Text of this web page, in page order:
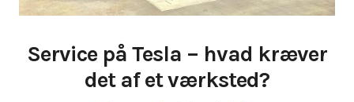
Service på Tesla – hvad kræver
det af et værksted?